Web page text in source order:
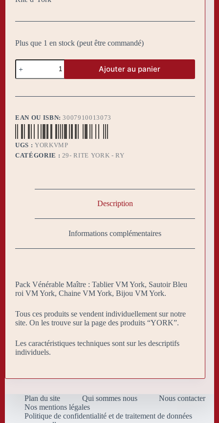
Plus que 1 en stock (peut être commandé)
quantité
de
Pack
Vénérable
Ajouter au panier
EAN OU ISBN:3007910013073
UGS : YORKVMP
CATÉGORIE : 29- RITE YORK - RY
Description
Informations complémentaires
Pack Vénérable Maître : Tablier VM York, Sautoir Bleu
roi VM York, Chaine VM York, Bijou VM York.
Tous ces produits se vendent individuellement sur notre
site. On les trouve sur la page des produits “YORK”.
Les caractéristiques techniques sont sur les descriptifs
individuels.
Plan du site Qui sommes nous
Nous contacter
Nos mentions légales
Politique de confidentialité et de traitement de données